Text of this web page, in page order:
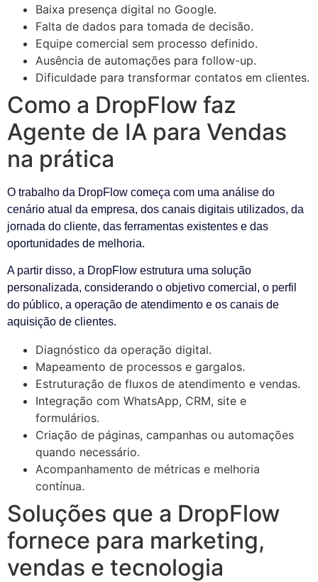
Baixa presença digital no Google.
Falta de dados para tomada de decisão.
Equipe comercial sem processo definido.
Ausência de automações para follow-up.
Dificuldade para transformar contatos em clientes.
Como a DropFlow faz
Agente de IA para Vendas
na prática
O trabalho da DropFlow começa com uma análise do
cenário atual da empresa, dos canais digitais utilizados, da
jornada do cliente, das ferramentas existentes e das
oportunidades de melhoria.
A partir disso, a DropFlow estrutura uma solução
personalizada, considerando o objetivo comercial, o perfil
do público, a operação de atendimento e os canais de
aquisição de clientes.
Diagnóstico da operação digital.
Mapeamento de processos e gargalos.
Estruturação de fluxos de atendimento e vendas.
Integração com WhatsApp, CRM, site e
formulários.
Criação de páginas, campanhas ou automações
quando necessário.
Acompanhamento de métricas e melhoria
contínua.
Soluções que a DropFlow
fornece para marketing,
vendas e tecnologia